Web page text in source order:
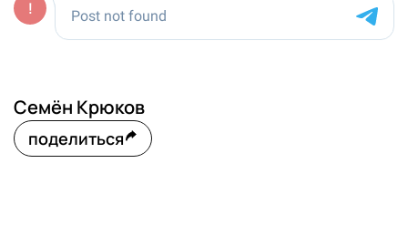
Семён Крюков
поделиться